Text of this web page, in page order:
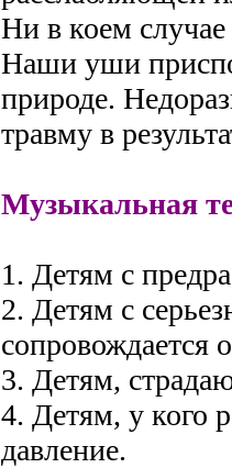
Ни в коем
Наши уши
природе.
травму в
Музыкальная
1. Детям с
2. Детям с
сопровождается
3. Детям,
4. Детям, у кого
давление.